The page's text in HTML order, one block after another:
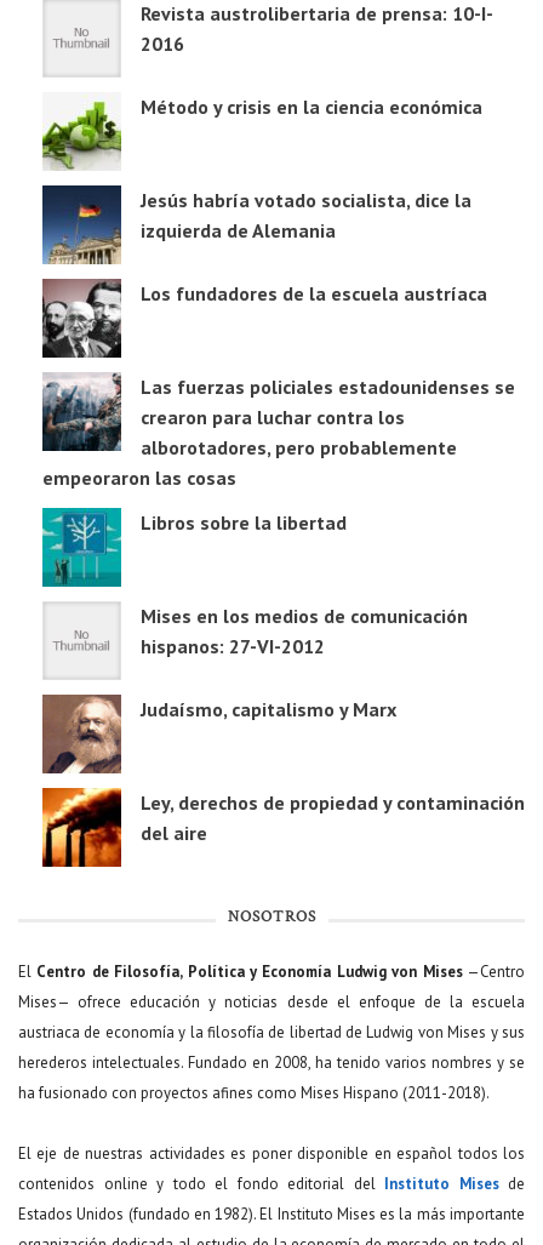
Revista austrolibertaria de prensa: 10-I-
2016
Método y crisis en la ciencia económica
Jesús habría votado socialista, dice la
izquierda de Alemania
Los fundadores de la escuela austríaca
Las fuerzas policiales estadounidenses se
crearon para luchar contra los
alborotadores, pero probablemente
empeoraron las cosas
Libros sobre la libertad
Mises en los medios de comunicación
hispanos: 27-VI-2012
Judaísmo, capitalismo y Marx
Ley, derechos de propiedad y contaminación
del aire
NOSOTROS
El Centro de Filosofía, Política y Economía Ludwig von Mises—Centro
Mises— ofrece educación y noticias desde el enfoque de la escuela
austriaca de economía y la filosofía de libertad de Ludwig von Mises y sus
herederos intelectuales. Fundado en 2008, ha tenido varios nombres y se
ha fusionado con proyectos afines como Mises Hispano (2011-2018).
El eje de nuestras actividades es poner disponible en español todos los
contenidos online y todo el fondo editorial del Instituto Misesde
Estados Unidos (fundado en 1982). El Instituto Mises es la más importante